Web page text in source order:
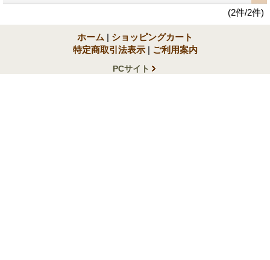
(2件/2件)
ホーム | ショッピングカート
特定商取引法表示 | ご利用案内
PCサイト